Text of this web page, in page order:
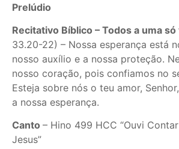
Prelúdio
Recitativo Bíblico – Todos a uma só
33.20-22) – Nossa esperança está
nosso auxílio e a nossa proteção.
nosso coração, pois confiamos no
Esteja sobre nós o teu amor,
a nossa esperança.
Canto – Hino 499 HCC “Ouvi
Jesus”